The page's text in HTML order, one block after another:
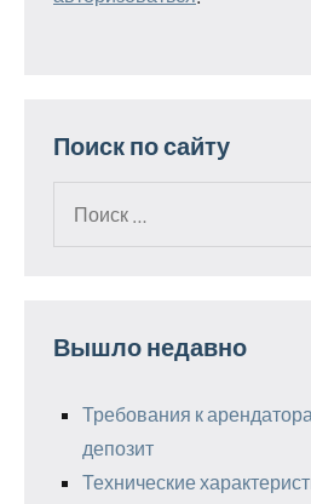
Поиск по сайту
Вышло недавно
Требования к
депозит
Технические